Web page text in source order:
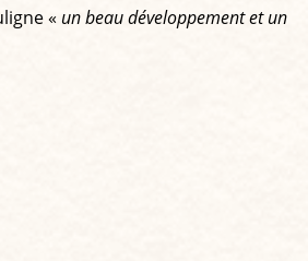
«un beau développement et un